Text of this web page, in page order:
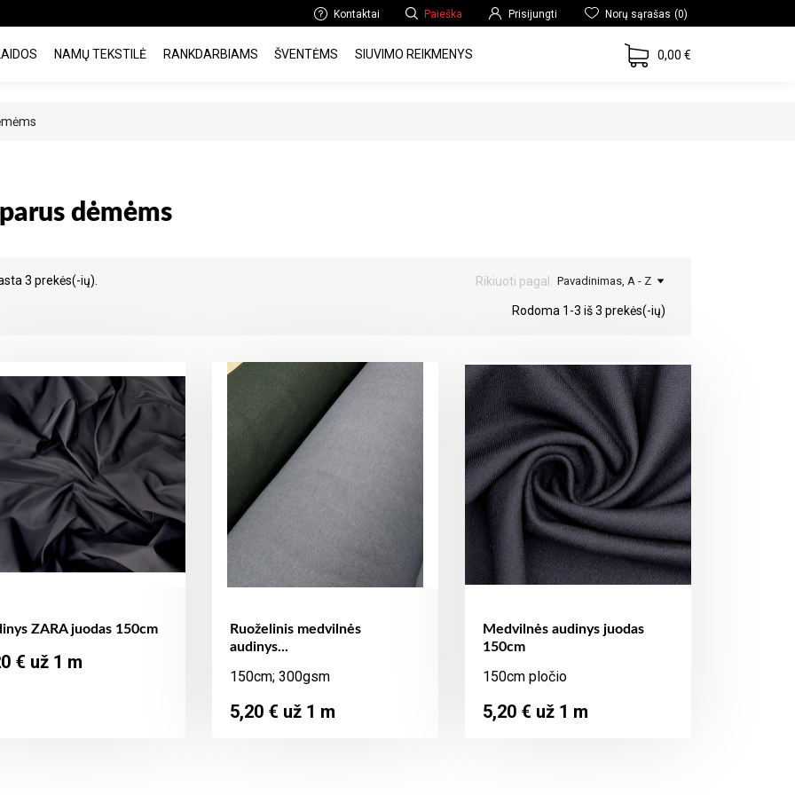
Kontaktai Paieška Prisijungti Norų sąrašas (0)
NAMŲ TEKSTILĖ RANKDARBIAMS ŠVENTĖMS SIUVIMO REIKMENYS 0,00 €
dėmėms
3 prekės(-ių). Rikiuoti pagal: Pavadinimas, A - Z
Rodoma 1-3 iš 3 prekės(-ių)
ZARA juodas 150cm
€ už 1 m
Ruoželinis medvilnės
audinys...
150cm; 300gsm
Kaina
5,20 € už 1 m
Medvilnės audinys juodas
150cm
150cm pločio
Kaina
5,20 € už 1 m